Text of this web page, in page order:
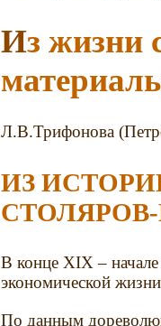
Из жизни столяров (архивные
Л.В.Трифонова
ИЗ
В конце XIX –
экономической
По данным